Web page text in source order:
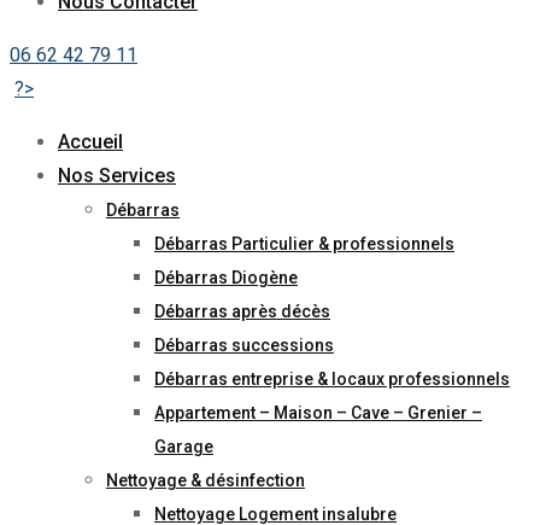
06 62 42 79 11
?>
Accueil
Nos Services
Débarras
Débarras Particulier & professionnels
Débarras Diogène
Débarras après décès
Débarras successions
Débarras entreprise & locaux professionnels
Appartement – Maison – Cave – Grenier –
Garage
Nettoyage & désinfection
Nettoyage Logement insalubre